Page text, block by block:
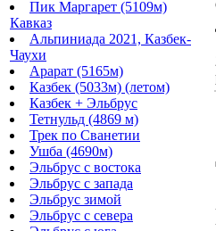
Пик Маргарет (5109м)
Кавказ
Альпиниада 2021, Казбек-
Чаухи
Арарат (5165м)
Казбек (5033м) (летом)
Казбек + Эльбрус
Тетнульд (4869 м)
Трек по Сванетии
Ушба (4690м)
Эльбрус с востока
Эльбрус с запада
Эльбрус зимой
Эльбрус с севера